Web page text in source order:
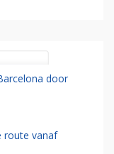
door
route vanaf